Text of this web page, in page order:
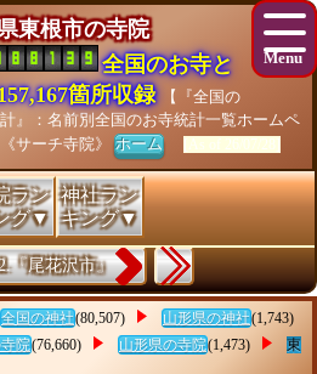
東根市の寺院
全国のお寺と
箇所収録
【『全国の
』：名前別全国のお寺統計一覧ホームペ
サーチ寺院》ホーム [As of 26/07/28]
ラン
グ▼
神社ラン
キング▼
『尾花沢市』
全国の神社(80,507) 山形県の神社(1,743)
院(76,660) 山形県の寺院(1,473)
東